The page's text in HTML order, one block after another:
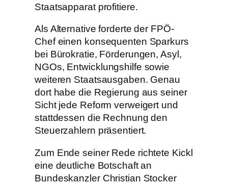
Staatsapparat profitiere.
Als Alternative forderte der FPÖ-
Chef einen konsequenten Sparkurs
bei Bürokratie, Förderungen, Asyl,
NGOs, Entwicklungshilfe sowie
weiteren Staatsausgaben. Genau
dort habe die Regierung aus seiner
Sicht jede Reform verweigert und
stattdessen die Rechnung den
Steuerzahlern präsentiert.
Zum Ende seiner Rede richtete Kickl
eine deutliche Botschaft an
Bundeskanzler Christian Stocker